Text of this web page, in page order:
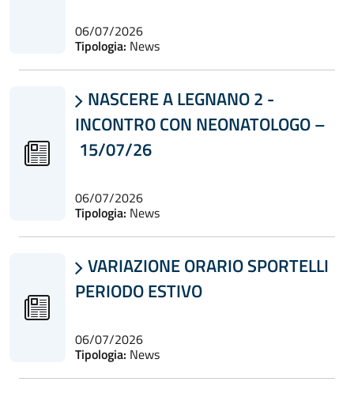
06/07/2026
Tipologia: News
 NASCERE A LEGNANO 2 -
INCONTRO CON NEONATOLOGO –
15/07/26
06/07/2026
Tipologia: News
 VARIAZIONE ORARIO SPORTELLI
PERIODO ESTIVO
06/07/2026
Tipologia: News